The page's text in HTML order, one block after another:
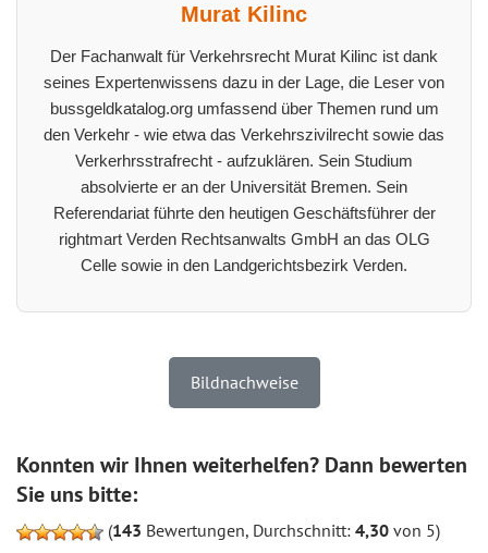
Murat Kilinc
Der Fachanwalt für Verkehrsrecht Murat Kilinc ist dank
seines Expertenwissens dazu in der Lage, die Leser von
bussgeldkatalog.org umfassend über Themen rund um
den Verkehr - wie etwa das Verkehrszivilrecht sowie das
Verkerhrsstrafrecht - aufzuklären. Sein Studium
absolvierte er an der Universität Bremen. Sein
Referendariat führte den heutigen Geschäftsführer der
rightmart Verden Rechtsanwalts GmbH an das OLG
Celle sowie in den Landgerichtsbezirk Verden.
Bildnachweise
Konnten wir Ihnen weiterhelfen? Dann bewerten
Sie uns bitte:
(143 Bewertungen, Durchschnitt: 4,30 von 5)